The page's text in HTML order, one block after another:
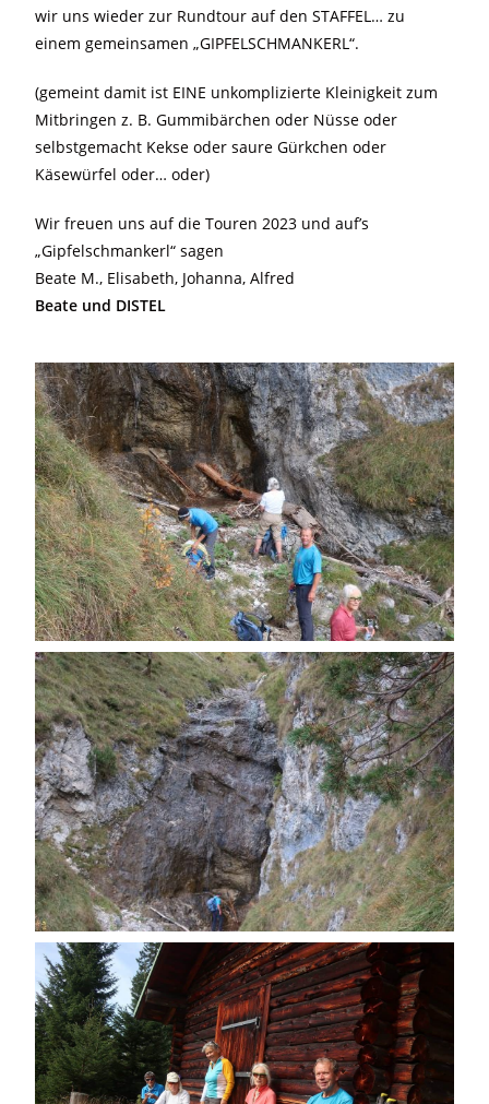
wir uns wieder zur Rundtour auf den STAFFEL… zu
einem gemeinsamen „GIPFELSCHMANKERL“.
(gemeint damit ist EINE unkomplizierte Kleinigkeit zum
Mitbringen z. B. Gummibärchen oder Nüsse oder
selbstgemacht Kekse oder saure Gürkchen oder
Käsewürfel oder… oder)
Wir freuen uns auf die Touren 2023 und auf’s
„Gipfelschmankerl“ sagen
Beate M., Elisabeth, Johanna, Alfred
Beate und DISTEL